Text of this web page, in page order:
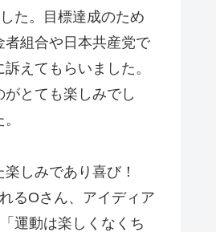
た。目標達成のため
組合や日本共産党で
えてもらいました。
とても楽しみでし
しみであり喜び！
るOさん、アイディア
運動は楽しくなくち